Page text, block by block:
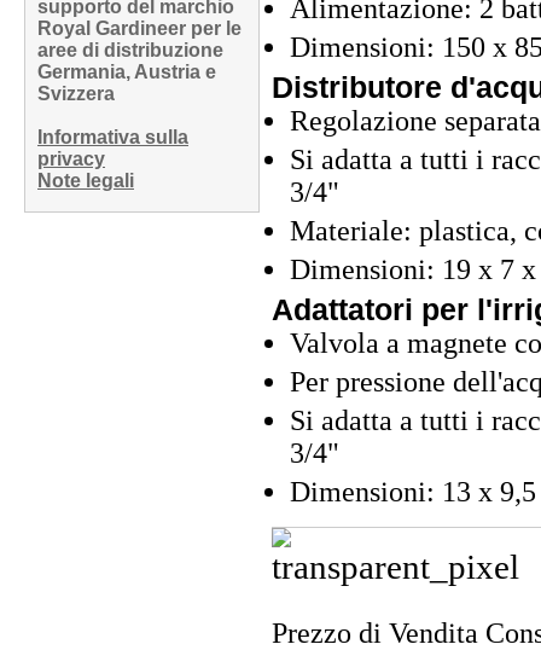
supporto del marchio
Royal Gardineer per le
aree di distribuzione
Germania, Austria e
Svizzera
Informativa sulla
privacy
Note legali
Alimentazione: 2
Dimensioni: 150 x
Distributore
Regolazione
Si adatta a tutti i
3/4"
Materiale: plastica,
Dimensioni: 19 x 7 x
Adattatori per
Valvola a magnete
Per pressione
Si adatta a tutti i
3/4"
Dimensioni: 13 x
Prezzo di Vendita